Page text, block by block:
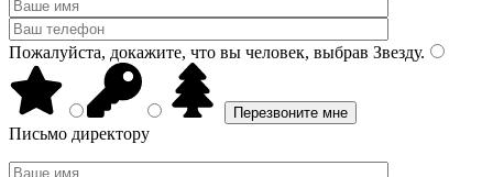
Пожалуйста, докажите, что вы человек, выбрав Звезду.
Письмо директору